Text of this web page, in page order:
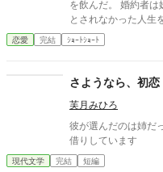
を飲んだ。 婚約者は妹を選び、父は妹だけを信じた。 誰にも必要
とされなかった人生
へと時間は巻き戻っていた。 もう、誰かに愛さ
きるのはやめよう。 そう決めた彼女は、静かに運命を書き換えて
めの物語。
恋愛 完結 ｼｮｰﾄｼｮｰﾄ
さようなら、初恋
芙月みひろ
彼が選んだのは姉だった ＊表紙写真はガーリードロップ
借りしています
現代文学 完結 短編